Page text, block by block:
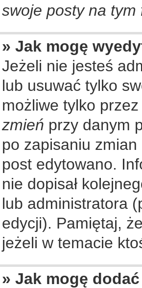
swoje posty na tym
» Jak mogę
Jeżeli nie jesteś
lub usuwać tylko
możliwe tylko
zmień przy danym
po zapisaniu
post edytowano.
nie dopisał
lub administratora
edycji). Pamiętaj,
jeżeli w temacie
» Jak mogę